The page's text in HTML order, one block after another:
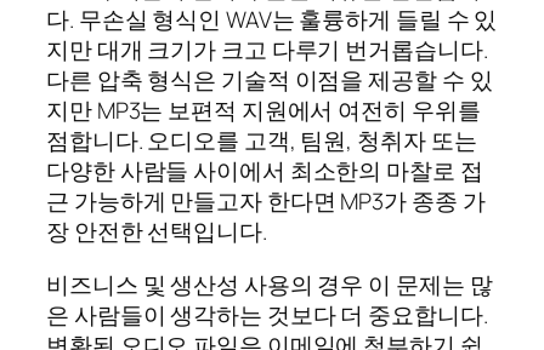
다. 무손실 형식인 WAV는 훌륭하게 들릴 수 있
지만 대개 크기가 크고 다루기 번거롭습니다.
다른 압축 형식은 기술적 이점을 제공할 수 있
지만 MP3는 보편적 지원에서 여전히 우위를
점합니다. 오디오를 고객, 팀원, 청취자 또는
다양한 사람들 사이에서 최소한의 마찰로 접
근 가능하게 만들고자 한다면 MP3가 종종 가
장 안전한 선택입니다.
비즈니스 및 생산성 사용의 경우 이 문제는 많
은 사람들이 생각하는 것보다 더 중요합니다.